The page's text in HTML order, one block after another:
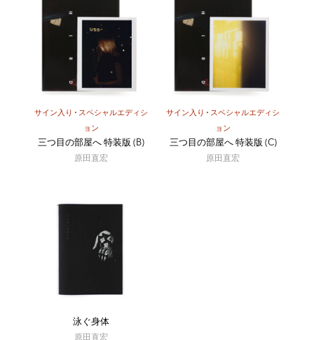
サイン入り
スペシャルエディシ
ョン
三つ目の部屋へ 特装版 (B)
原田直宏
サイン入り
スペシャルエディシ
ョン
三つ目の部屋へ 特装版 (C)
原田直宏
泳ぐ身体
原田直宏